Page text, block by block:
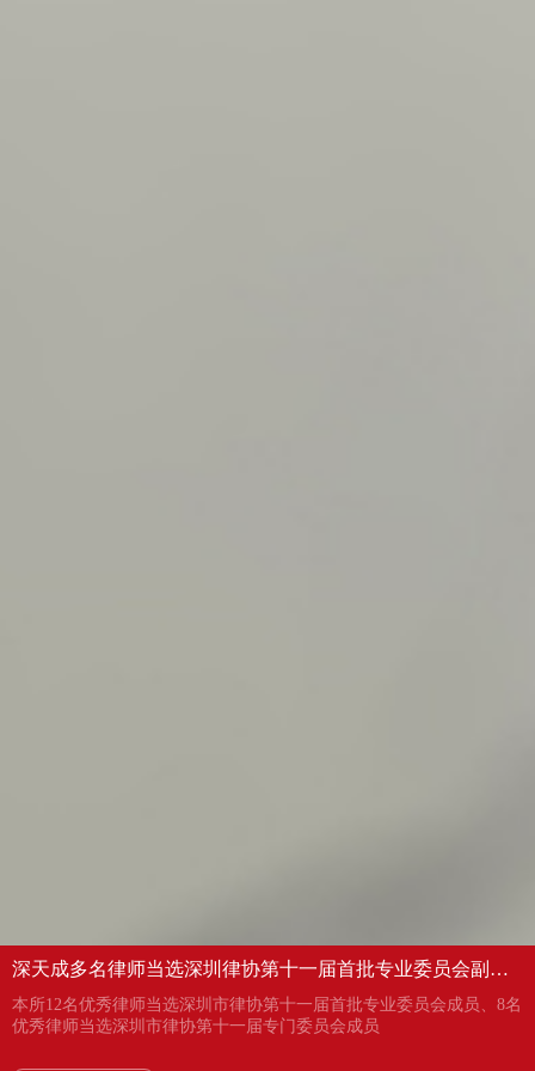
深天成多名律师当选深圳律协第十一届首批专业委员会副主
任、委员及专门委员会成员
本所12名优秀律师当选深圳市律协第十一届首批专业委员会成员、8名
优秀律师当选深圳市律协第十一届专门委员会成员